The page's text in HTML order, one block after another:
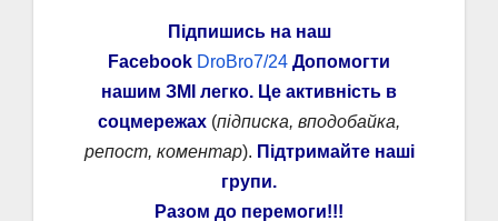
Підпишись на наш
Facebook DroBro7/24 Допомогти
нашим ЗМІ легко. Це активність в
соцмережах (підписка, вподобайка,
репост, коментар). Підтримайте наші
групи.
Разом до перемоги!!!